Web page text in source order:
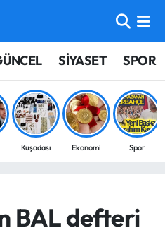
SİYASET SPOR
Kuşadası Ekonomi Spor
BAL defteri
ve Fikstür